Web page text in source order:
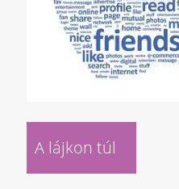
A lájkon túl